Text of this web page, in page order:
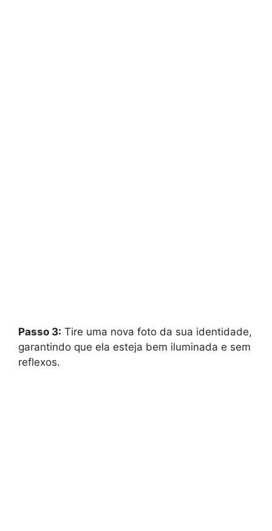
Passo 3: Tire uma nova foto da sua identidade,
garantindo que ela esteja bem iluminada e sem
reflexos.